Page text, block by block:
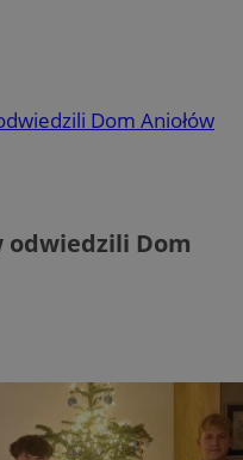
Dom Aniołów
odwiedzili Dom